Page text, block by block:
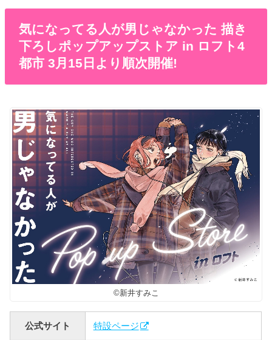
気になってる人が男じゃなかった 描き
下ろしポップアップストア in ロフト4
都市 3月15日より順次開催!
©新井すみこ
公式サイト 特設ページ